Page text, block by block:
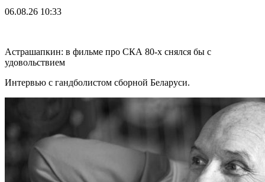
06.08.26 10:33
Астрашапкин: в фильме про СКА 80-х снялся бы с
удовольствием
Интервью с гандболистом сборной Беларуси.